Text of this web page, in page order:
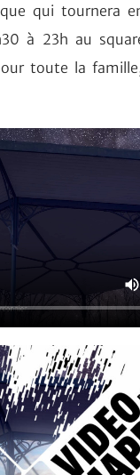
qui tournera
à 23h au
toute la